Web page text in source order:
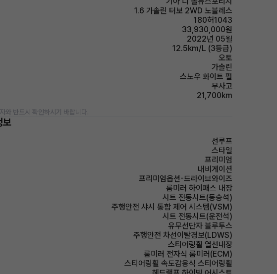
1.6 가솔린 터보 2WD 노블레스
180허1043
33,930,000원
2022년 05월
12.5km/L (3등급)
오토
가솔린
스노우 화이트 펄
무사고
21,700km
와 반드시 확인하시기 바랍니다.
보
선루프
스타일
프리미엄
내비게이션
프리미엄옵션-드라이브와이즈
룸미러 하이패스 내장
시트 전동시트(동승석)
주행안전 샤시 통합 제어 시스템(VSM)
시트 전동시트(운전석)
유무선단자 블루투스
주행안전 차선이탈경보(LDWS)
스티어링휠 열선내장
룸미러 전자식 룸미러(ECM)
스티어링휠 속도감응식 스티어링휠